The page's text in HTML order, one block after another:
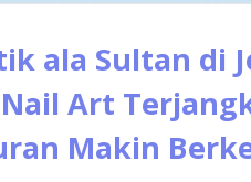
ala Sultan di
Art
Makin